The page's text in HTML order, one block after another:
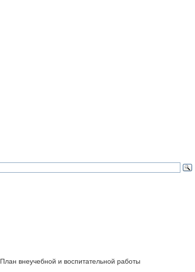
План внеучебной и воспитательной работы